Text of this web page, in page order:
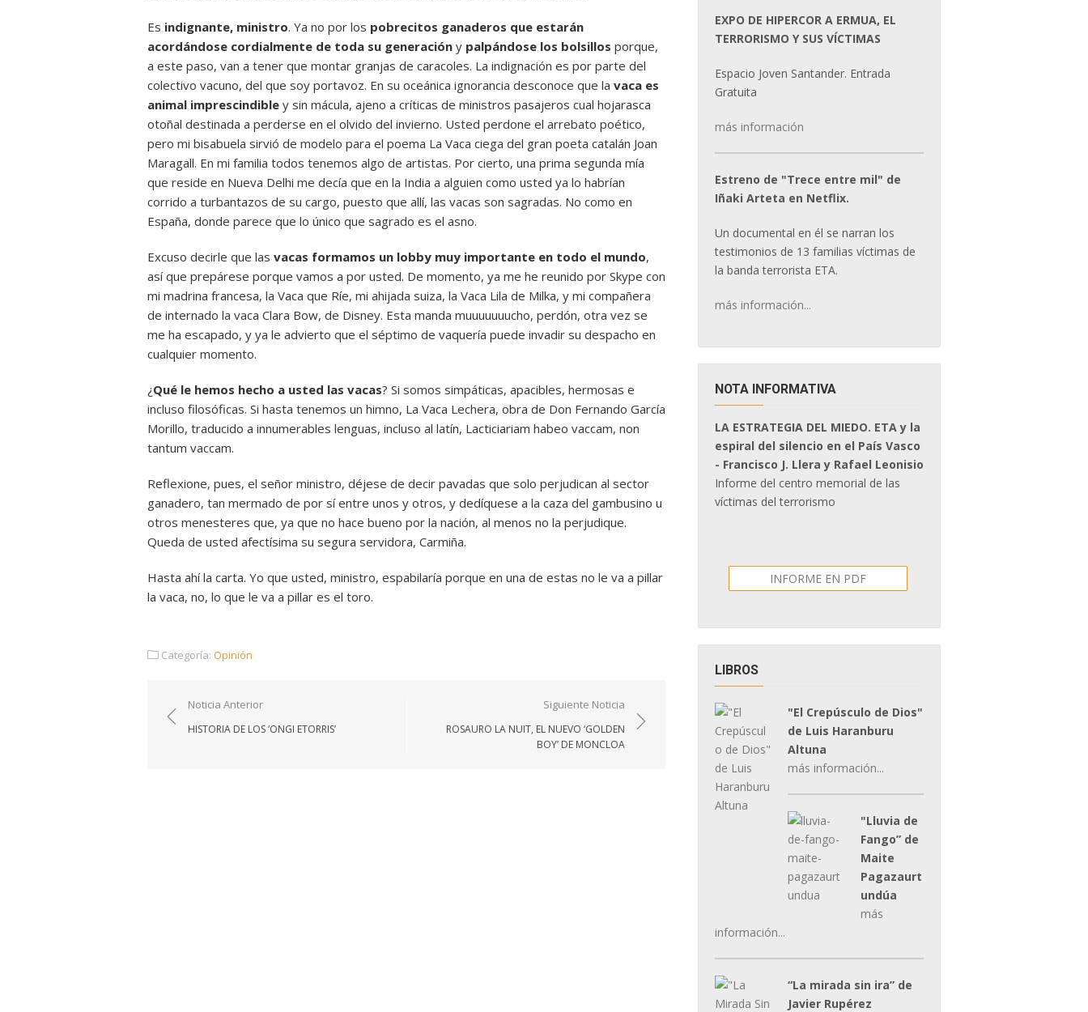
Es indignante, ministro. Ya no por los pobrecitos ganaderos que estarán
acordándose cordialmente de toda su generación y palpándose los bolsillos porque,
a este paso, van a tener que montar granjas de caracoles. La indignación es por parte del
colectivo vacuno, del que soy portavoz. En su oceánica ignorancia desconoce que la vaca es
animal imprescindible y sin mácula, ajeno a críticas de ministros pasajeros cual hojarasca
otoñal destinada a perderse en el olvido del invierno. Usted perdone el arrebato poético,
pero mi bisabuela sirvió de modelo para el poema La Vaca ciega del gran poeta catalán Joan
Maragall. En mi familia todos tenemos algo de artistas. Por cierto, una prima segunda mía
que reside en Nueva Delhi me decía que en la India a alguien como usted ya lo habrían
corrido a turbantazos de su cargo, puesto que allí, las vacas son sagradas. No como en
España, donde parece que lo único que sagrado es el asno.
Excuso decirle que las vacas formamos un lobby muy importante en todo el mundo,
así que prepárese porque vamos a por usted. De momento, ya me he reunido por Skype con
mi madrina francesa, la Vaca que Ríe, mi ahijada suiza, la Vaca Lila de Milka, y mi compañera
de internado la vaca Clara Bow, de Disney. Esta manda muuuuuuucho, perdón, otra vez se
me ha escapado, y ya le advierto que el séptimo de vaquería puede invadir su despacho en
cualquier momento.
¿Qué le hemos hecho a usted las vacas? Si somos simpáticas, apacibles, hermosas e
incluso filosóficas. Si hasta tenemos un himno, La Vaca Lechera, obra de Don Fernando García
Morillo, traducido a innumerables lenguas, incluso al latín, Lacticiariam habeo vaccam, non
tantum vaccam.
Reflexione, pues, el señor ministro, déjese de decir pavadas que solo perjudican al sector
ganadero, tan mermado de por sí entre unos y otros, y dedíquese a la caza del gambusino u
otros menesteres que, ya que no hace bueno por la nación, al menos no la perjudique.
Queda de usted afectísima su segura servidora, Carmiña.
Hasta ahí la carta. Yo que usted, ministro, espabilaría porque en una de estas no le va a pillar
la vaca, no, lo que le va a pillar es el toro.
Categoría: Opinión
Navegación
de
Noticia Anterior
HISTORIA DE LOS ‘ONGI ETORRIS’
Siguiente Noticia
ROSAURO LA NUIT, EL NUEVO ‘GOLDEN
BOY’ DE MONCLOA
EXPO DE HIPERCOR A ERMUA, EL
TERRORISMO Y SUS VÍCTIMAS
Espacio Joven Santander. Entrada
Gratuita
más información
Estreno de "Trece entre mil" de
Iñaki Arteta en Netflix.
Un documental en él se narran los
testimonios de 13 familias víctimas de
la banda terrorista ETA.
más información...
NOTA INFORMATIVA
LA ESTRATEGIA DEL MIEDO. ETA y la
espiral del silencio en el País Vasco
- Francisco J. Llera y Rafael Leonisio
Informe del centro memorial de las
víctimas del terrorismo
INFORME EN PDF
LIBROS
"El Crepúsculo de Dios"
de Luis Haranburu
Altuna
más información...
"Lluvia de
Fango” de
Maite
Pagazaurt
undúa
más
información...
“La mirada sin ira” de
Javier Rupérez